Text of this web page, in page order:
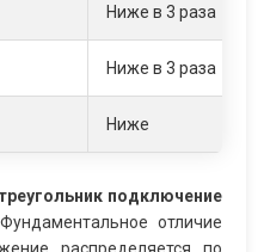
Ниже в 3 раза
Ниже в 3 раза
Ниже
подключение
отличие
распределяется по